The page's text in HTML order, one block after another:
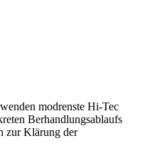
modrenste Hi-Tec
Berhandlungsablaufs
zur Klärung der